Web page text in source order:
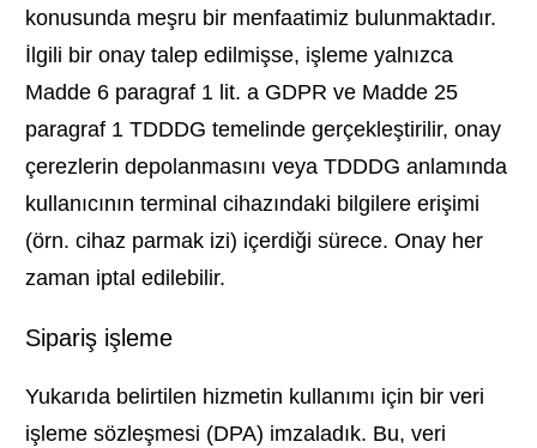
konusunda meşru bir menfaatimiz bulunmaktadır.
İlgili bir onay talep edilmişse, işleme yalnızca
Madde 6 paragraf 1 lit. a GDPR ve Madde 25
paragraf 1 TDDDG temelinde gerçekleştirilir, onay
çerezlerin depolanmasını veya TDDDG anlamında
kullanıcının terminal cihazındaki bilgilere erişimi
(örn. cihaz parmak izi) içerdiği sürece. Onay her
zaman iptal edilebilir.
Sipariş işleme
Yukarıda belirtilen hizmetin kullanımı için bir veri
işleme sözleşmesi (DPA) imzaladık. Bu, veri